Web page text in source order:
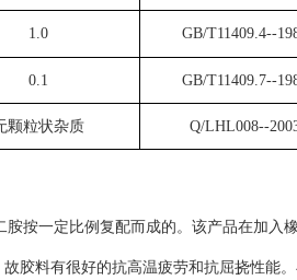
1.0 GB/T11409.4--
0.1 GB/T11409.7--
颗粒状杂质 Q/LHL008--
胺按一定比例复配而成的。该产品在加
胶料有很好的抗高温疲劳和抗屈挠性能